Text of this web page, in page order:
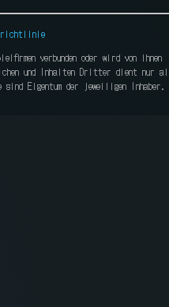
verbunden oder wird von ihnen
und Inhalten Dritter dient nur
sind Eigentum der jeweiligen Inhaber.